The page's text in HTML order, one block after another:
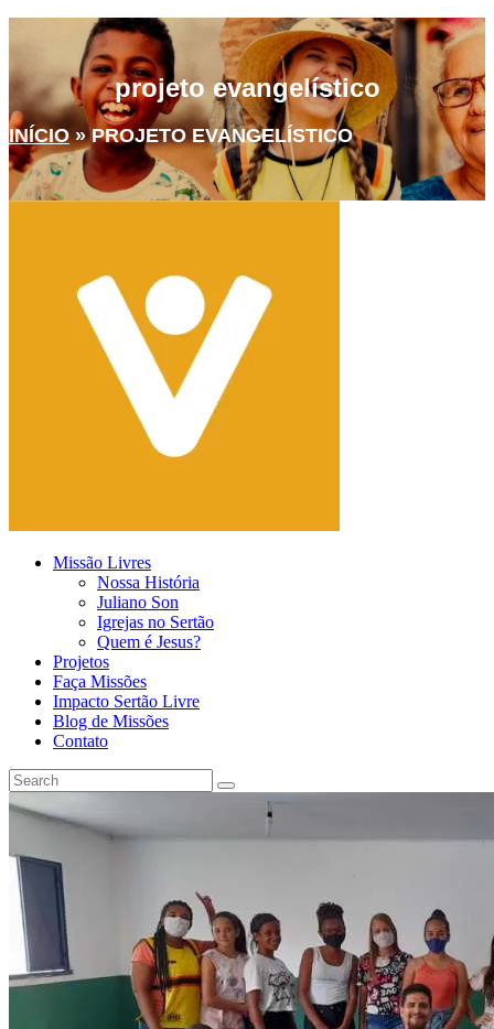
projeto evangelístico
INÍCIO»PROJETO EVANGELÍSTICO
Missão Livres
Nossa História
Juliano Son
Igrejas no Sertão
Quem é Jesus?
Projetos
Faça Missões
Impacto Sertão Livre
Blog de Missões
Contato